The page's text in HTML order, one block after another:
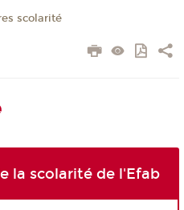
scolarité
la scolarité de l'Efab